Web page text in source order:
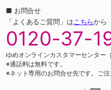
■ お問合せ
「よくあるご質問」はこちらから
0120-37-
ゆめオンラインカスタマーセンター
※通話料は無料です。
※ネット専用のお問合せ先です。ご注